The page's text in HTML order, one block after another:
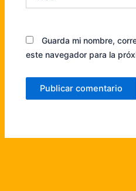
Guarda mi nombre,
este navegador para la